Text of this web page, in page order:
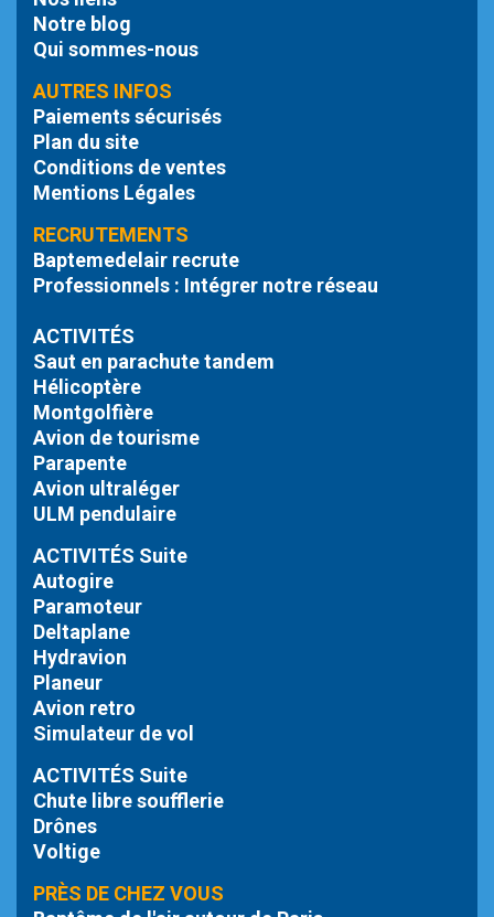
Notre blog
Qui sommes-nous
AUTRES INFOS
Paiements sécurisés
Plan du site
Conditions de ventes
Mentions Légales
RECRUTEMENTS
Baptemedelair recrute
Professionnels : Intégrer notre réseau
ACTIVITÉS
Saut en parachute tandem
Hélicoptère
Montgolfière
Avion de tourisme
Parapente
Avion ultraléger
ULM pendulaire
ACTIVITÉS Suite
Autogire
Paramoteur
Deltaplane
Hydravion
Planeur
Avion retro
Simulateur de vol
ACTIVITÉS Suite
Chute libresoufflerie
Drônes
Voltige
PRÈS DE CHEZ VOUS